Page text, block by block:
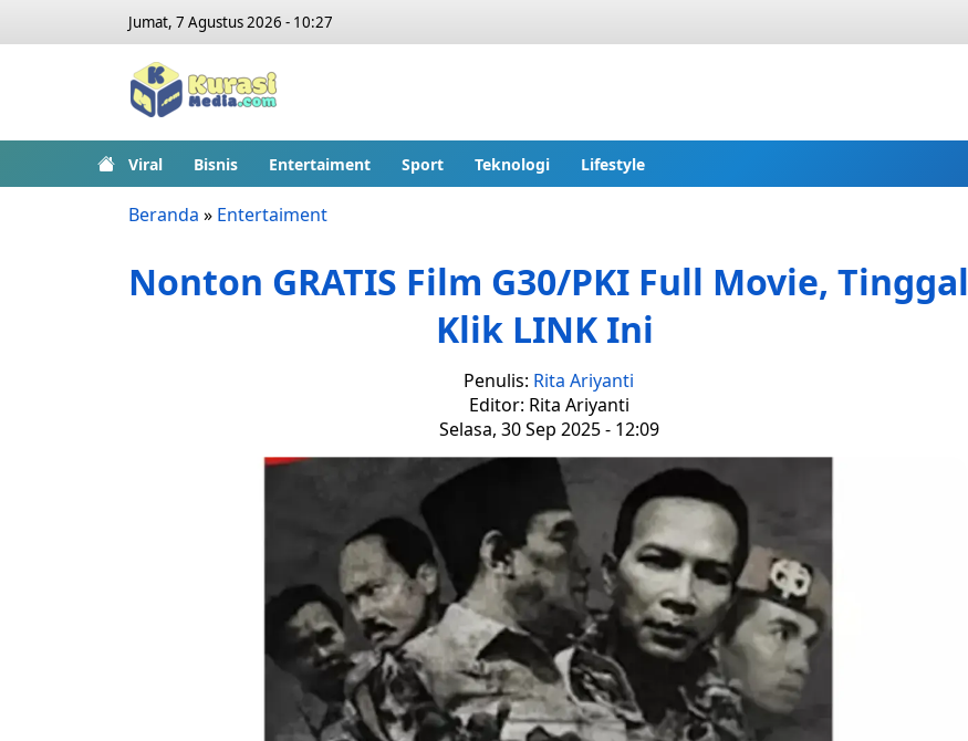
Jumat, 7 Agustus 2026 - 10:27
Viral Bisnis Entertaiment Sport Teknologi Lifestyle
Beranda » Entertaiment
Nonton GRATIS Film G30/PKI Full Movie, Tinggal
Klik LINK Ini
Penulis: Rita Ariyanti
Editor: Rita Ariyanti
Selasa, 30 Sep 2025 - 12:09